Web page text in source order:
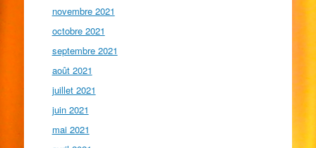
novembre 2021
octobre 2021
septembre 2021
août 2021
juillet 2021
juin 2021
mai 2021